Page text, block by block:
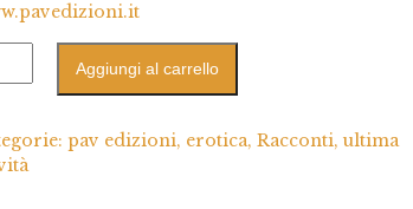
Aggiungi al carrello
pav edizioni, erotica, Racconti, ultima